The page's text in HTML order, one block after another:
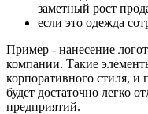
заметный рост
если это одежда
Пример - нанесение
компании. Такие
корпоративного стиля,
будет достаточно легко
предприятий.